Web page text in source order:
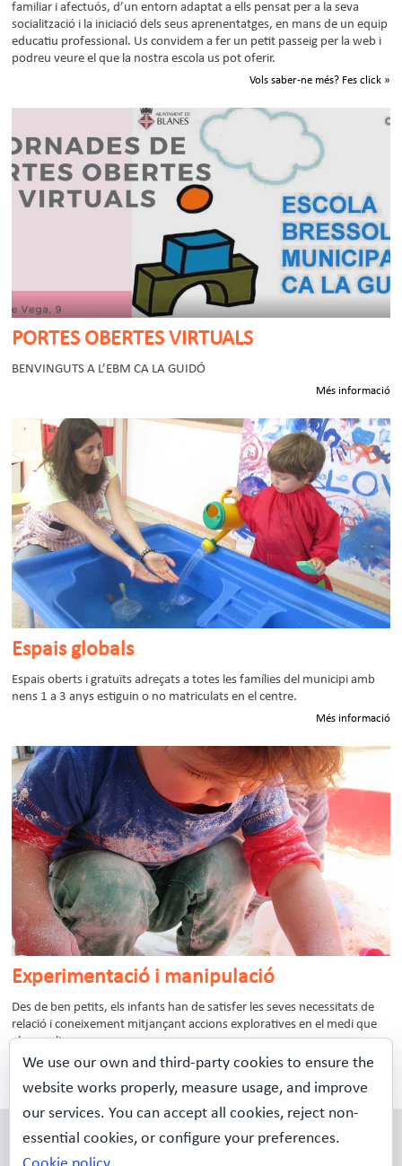
familiar i afectuós, d’un entorn adaptat a ells pensat per a la seva
socialització i la iniciació dels seus aprenentatges, en mans de un equip
educatiu professional. Us convidem a fer un petit passeig per la web i
podreu veure el que la nostra escola us pot oferir.
Vols saber-ne més? Fes click »
PORTES OBERTES VIRTUALS
BENVINGUTS A L’EBM CA LA GUIDÓ
Més informació
Espais globals
Espais oberts i gratuïts adreçats a totes les famílies del municipi amb
nens 1 a 3 anys estiguin o no matriculats en el centre.
Més informació
Experimentació i manipulació
Des de ben petits, els infants han de satisfer les seves necessitats de
relació i coneixement mitjançant accions exploratives en el medi que
els envolta.
Més informació
Escola Bressol Municipal
We use our own and third-party cookies to ensure the
website works properly, measure usage, and improve
our services. You can accept all cookies, reject non-
essential cookies, or configure your preferences.